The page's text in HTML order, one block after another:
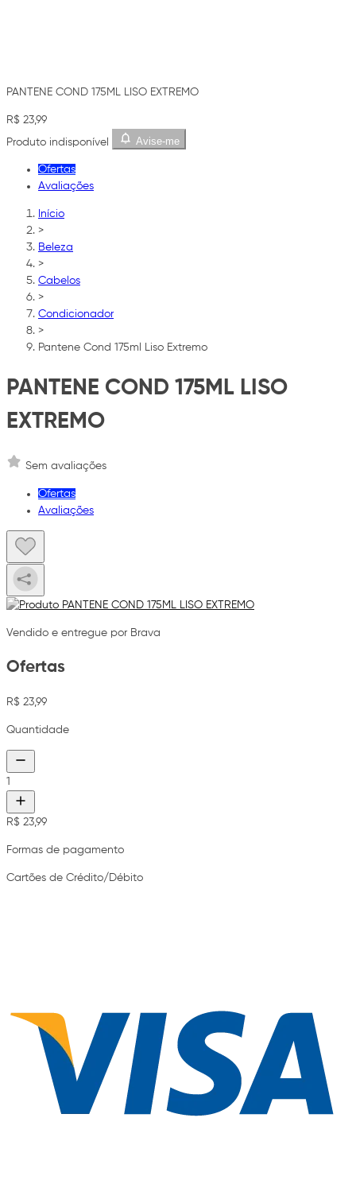
PANTENE COND 175ML LISO EXTREMO
R$ 23,99
Produto indisponível
Avise-me
Ofertas
Avaliações
Início
>
Beleza
>
Cabelos
>
Condicionador
>
Pantene Cond 175ml Liso Extremo
PANTENE COND 175ML LISO
EXTREMO
Sem avaliações
Ofertas
Avaliações
Vendido e entregue por Brava
Ofertas
R$ 23,99
Quantidade
1
R$ 23,99
Formas de pagamento
Cartões de Crédito/Débito